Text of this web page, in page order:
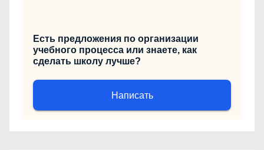
Есть предложения по организации
учебного процесса или знаете, как
сделать школу лучше?
Написать